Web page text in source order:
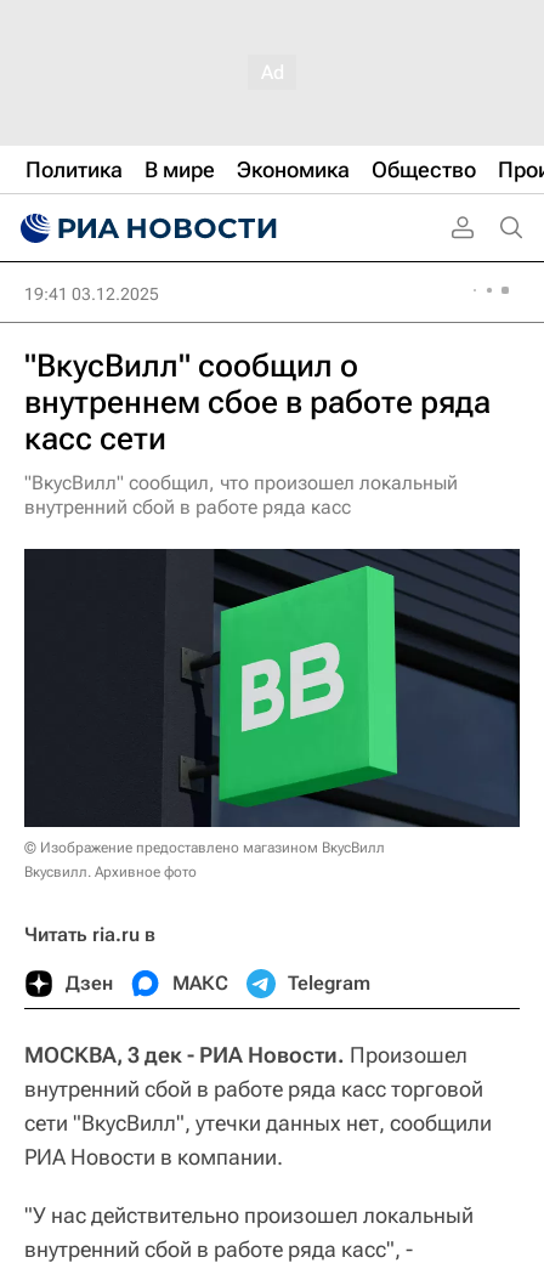
Политика В мире Экономика Общество
19:41 03.12.2025
"ВкусВилл" сообщил о
внутреннем сбое в работе ряда
касс сети
"ВкусВилл" сообщил, что произошел локальный
внутренний сбой в работе ряда касс
© Изображение предоставлено магазином ВкусВилл
Вкусвилл. Архивное фото
Читать ria.ru в
Дзен МАКС Telegram
МОСКВА, 3 дек - РИА Новости. Произошел
внутренний сбой в работе ряда касс торговой
сети "ВкусВилл", утечки данных нет, сообщили
РИА Новости в компании.
"У нас действительно произошел локальный
внутренний сбой в работе ряда касс", -